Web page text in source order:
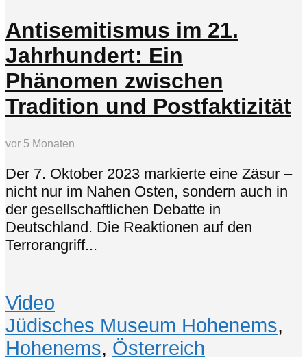
Antisemitismus im 21.
Jahrhundert: Ein
Phänomen zwischen
Tradition und Postfaktizität
vor 5 Monaten
Der 7. Oktober 2023 markierte eine Zäsur –
nicht nur im Nahen Osten, sondern auch in
der gesellschaftlichen Debatte in
Deutschland. Die Reaktionen auf den
Terrorangriff...
Video
Jüdisches Museum Hohenems,
Hohenems, Österreich